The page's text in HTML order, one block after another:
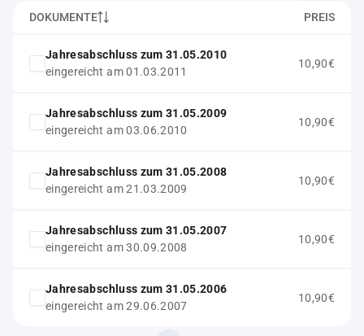
DOKUMENTE PREIS
Jahresabschluss zum 31.05.2010
eingereicht am 01.03.2011
10,90€
Jahresabschluss zum 31.05.2009
eingereicht am 03.06.2010
10,90€
Jahresabschluss zum 31.05.2008
eingereicht am 21.03.2009
10,90€
Jahresabschluss zum 31.05.2007
eingereicht am 30.09.2008
10,90€
Jahresabschluss zum 31.05.2006
eingereicht am 29.06.2007
10,90€